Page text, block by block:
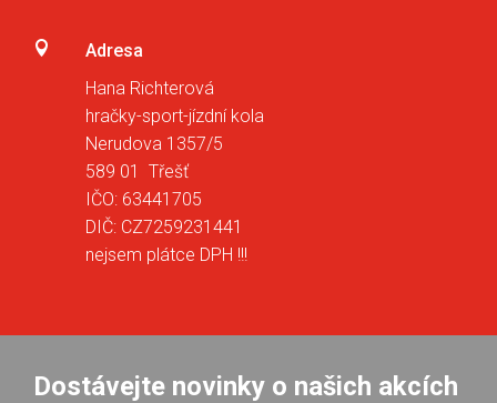

Adresa
Hana Richterová
hračky-sport-jízdní kola
Nerudova 1357/5
589 01 Třešť
IČO: 63441705
DIČ: CZ7259231441
nejsem plátce DPH !!!
Dostávejte novinky o našich akcích